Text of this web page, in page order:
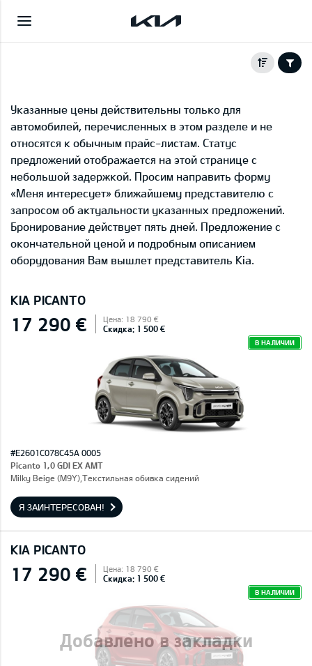
Указанные цены действительны только для
автомобилей, перечисленных в этом разделе и не
относятся к обычным прайс-листам. Статус
предложений отображается на этой странице с
небольшой задержкой. Просим направить форму
«Меня интересует» ближайшему представителю с
запросом об актуальности указанных предложений.
Бронирование действует пять дней. Предложение с
окончательной ценой и подробным описанием
оборудования Вам вышлет представитель Kia.
KIA PICANTO
17 290 € Цена: 18 790 €
Скидка: 1 500 €
В НАЛИЧИИ
#E2601C078C45A 0005
Picanto 1,0 GDI EX AMT
Milky Beige (M9Y),Текстильная обивка сидений
Я ЗАИНТЕРЕСОВАН!
KIA PICANTO
Добавлено в закладки
17 290 € Цена: 18 790 €
Скидка: 1 500 €
В НАЛИЧИИ